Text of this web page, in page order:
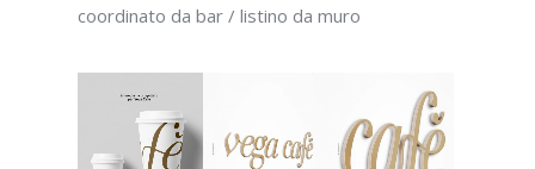
coordinato da bar / listino da muro